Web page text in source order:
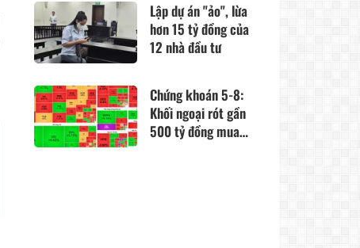
Lập dự án "ảo", lừa
hơn 15 tỷ đồng của
12 nhà đầu tư
Chứng khoán 5-8:
Khối ngoại rót gần
500 tỷ đồng mua